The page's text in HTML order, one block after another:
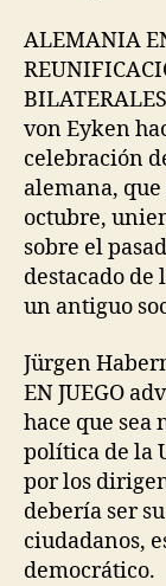
ALEMANIA
von Eyken
celebración
alemana,
octubre,
sobre el
destacado de
un antiguo
Jürgen
EN JUEGO
hace que
política de la
por los
debería ser
ciudadanos,
democrático.